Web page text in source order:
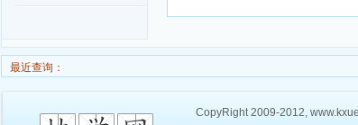
最近查询：
CopyRight 2009-2012,